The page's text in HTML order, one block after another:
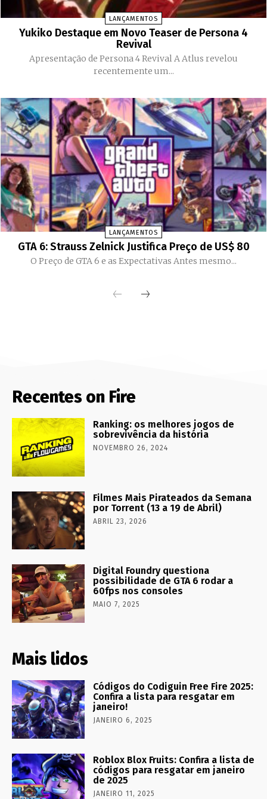
LANÇAMENTOS
Yukiko Destaque em Novo Teaser de Persona 4
Revival
Apresentação de Persona 4 Revival A Atlus revelou
recentemente um...
LANÇAMENTOS
GTA 6: Strauss Zelnick Justifica Preço de US$ 80
O Preço de GTA 6 e as Expectativas Antes mesmo...
Recentes on Fire
Ranking: os melhores jogos de
sobrevivência da história
NOVEMBRO 26, 2024
Filmes Mais Pirateados da Semana
por Torrent (13 a 19 de Abril)
ABRIL 23, 2026
Digital Foundry questiona
possibilidade de GTA 6 rodar a
60fps nos consoles
MAIO 7, 2025
Mais lidos
Códigos do Codiguin Free Fire 2025:
Confira a lista para resgatar em
janeiro!
JANEIRO 6, 2025
Roblox Blox Fruits: Confira a lista de
códigos para resgatar em janeiro
de 2025
JANEIRO 11, 2025